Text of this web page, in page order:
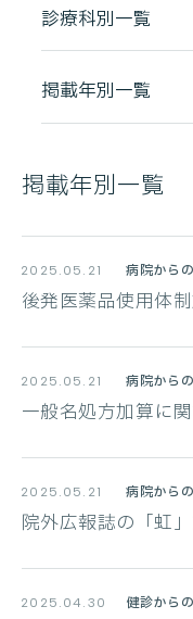
診療科別一覧
掲載年別一覧
掲載年別一覧
2025.05.21 病院から
後発医薬品使用体
2025.05.21 病院から
一般名処方加算に
2025.05.21 病院から
院外広報誌の「虹
2025.04.30 健診から